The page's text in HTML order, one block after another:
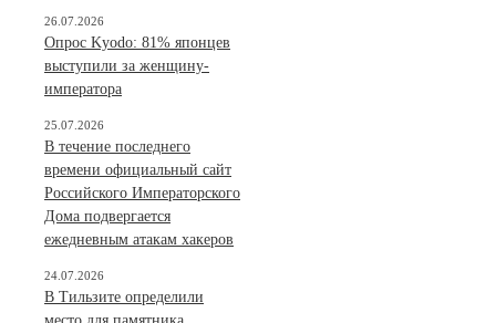
Опрос Kyodo: 81% японцев
выступили за женщину-
императора
26.07.2026
В течение последнего
времени официальный сайт
Российского Императорского
Дома подвергается
ежедневным атакам хакеров
25.07.2026
В Тильзите определили
24.07.2026